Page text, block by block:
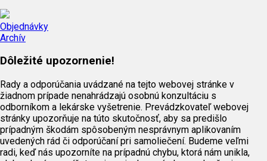
Objednávky
Archív
Dôležité upozornenie!
Rady a odporúčania uvádzané na tejto webovej stránke v
žiadnom prípade nenahrádzajú osobnú konzultáciu s
odborníkom a lekárske vyšetrenie. Prevádzkovateľ webovej
stránky upozorňuje na túto skutočnosť, aby sa predišlo
prípadným škodám spôsobeným nesprávnym aplikovaním
uvedených rád či odporúčaní pri samoliečení. Budeme veľmi
radi, keď nás upozorníte na prípadnú chybu, ktorá nám unikla,